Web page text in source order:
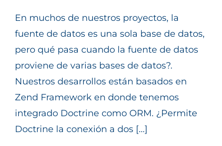
En muchos de nuestros proyectos, la
fuente de datos es una sola base de datos,
pero qué pasa cuando la fuente de datos
proviene de varias bases de datos?.
Nuestros desarrollos están basados en
Zend Framework en donde tenemos
integrado Doctrine como ORM. ¿Permite
Doctrine la conexión a dos [...]